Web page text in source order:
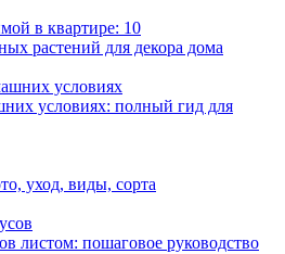
в квартире: 10
растений для декора дома
условиях: полный гид для
уход, виды, сорта
листом: пошаговое руководство